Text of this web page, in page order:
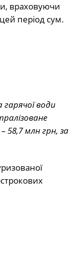
враховуючи
період сум.
гарячої води
58,7 млн грн, за